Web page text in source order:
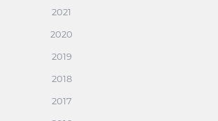
2021
2020
2019
2018
2017